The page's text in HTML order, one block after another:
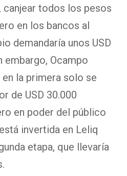
canjear todos los pesos
en los bancos al
demandaría unos USD
embargo, Ocampo
la primera solo se
de USD 30.000
en poder del público
invertida en Leliq
etapa, que llevaría